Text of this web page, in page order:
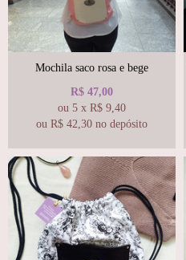
Mochila saco rosa e bege
R$ 47,00
ou 5 x R$ 9,40
ou R$ 42,30 no depósito